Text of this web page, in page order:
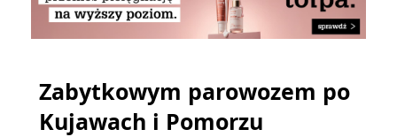
Zabytkowym parowozem po
Kujawach i Pomorzu